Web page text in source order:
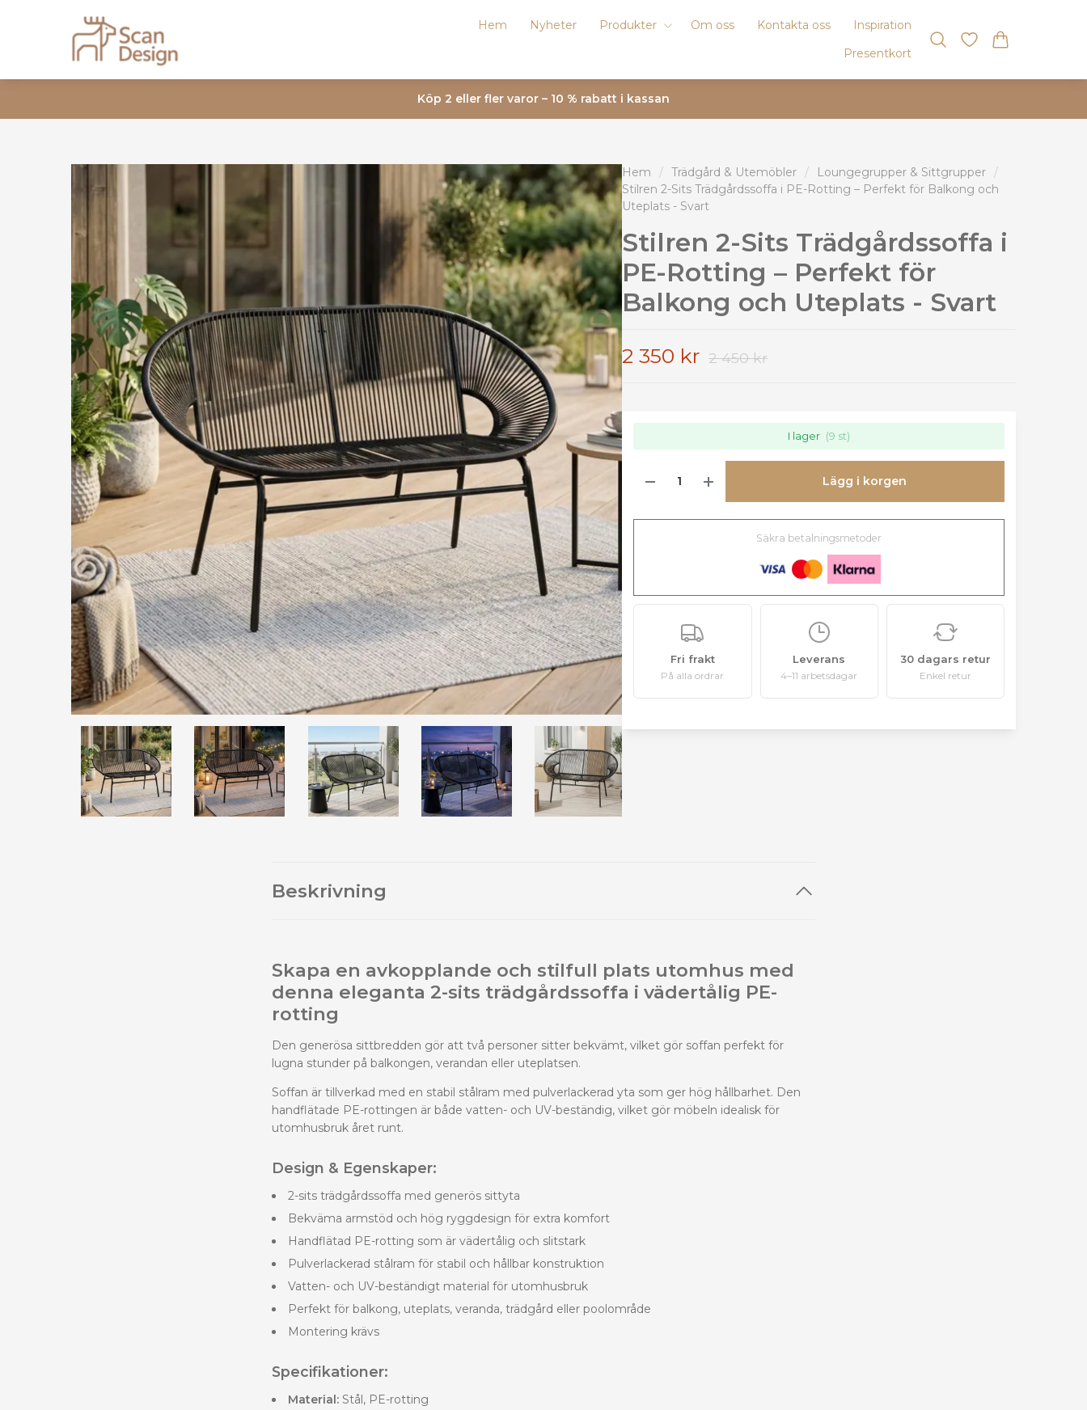
Hem Nyheter Produkter Om oss Kontakta oss
Inspiration
Presentkort
Köp 2 eller fler varor – 10 % rabatt i kassan
Hem / Trädgård & Utemöbler / Loungegrupper & Sittgrupper
/
Stilren 2-Sits Trädgårdssoffa i PE-Rotting – Perfekt för Balkong och
Uteplats - Svart
Stilren 2-Sits Trädgårdssoffa i
PE-Rotting – Perfekt för
Balkong och Uteplats - Svart
2 350 kr 2 450 kr
I lager (9 st)
Lägg i korgen
Säkra betalningsmetoder
Fri frakt
På alla ordrar
Leverans
4–11 arbetsdagar
30 dagars retur
Enkel retur
Beskrivning
Skapa en avkopplande och stilfull plats utomhus med
denna eleganta 2-sits trädgårdssoffa i vädertålig PE-
rotting
Den generösa sittbredden gör att två personer sitter bekvämt, vilket gör soffan perfekt för
lugna stunder på balkongen, verandan eller uteplatsen.
Soffan är tillverkad med en stabil stålram med pulverlackerad yta som ger hög hållbarhet. Den
handflätade PE-rottingen är både vatten- och UV-beständig, vilket gör möbeln idealisk för
utomhusbruk året runt.
Design & Egenskaper:
2-sits trädgårdssoffa med generös sittyta
Bekväma armstöd och hög ryggdesign för extra komfort
Handflätad PE-rotting som är vädertålig och slitstark
Pulverlackerad stålram för stabil och hållbar konstruktion
Vatten- och UV-beständigt material för utomhusbruk
Perfekt för balkong, uteplats, veranda, trädgård eller poolområde
Montering krävs
Specifikationer:
Material: Stål, PE-rotting